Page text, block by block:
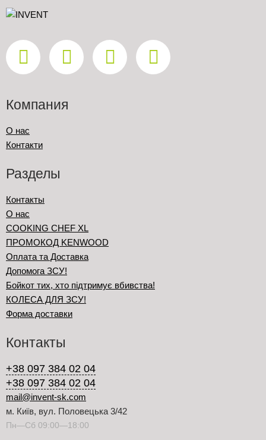
Компания
О нас
Контакти
Разделы
Контакты
О нас
COOKING CHEF XL
ПРОМОКОД KENWOOD
Оплата та Доставка
Допомога ЗСУ!
Бойкот тих, хто підтримує вбивства!
КОЛЕСА ДЛЯ ЗСУ!
Форма доставки
Контакты
+38 097 384 02 04
+38 097 384 02 04
mail@invent-sk.com
м. Київ, вул. Половецька 3/42
Пн—Сб 09:00—18:00